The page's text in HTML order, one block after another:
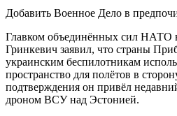
Добавить Военное Дело в
Главком объединённых сил НАТО
Гринкевич заявил, что страны
украинским беспилотникам
пространство для полётов в
подтверждения он привёл
дроном ВСУ над Эстонией.